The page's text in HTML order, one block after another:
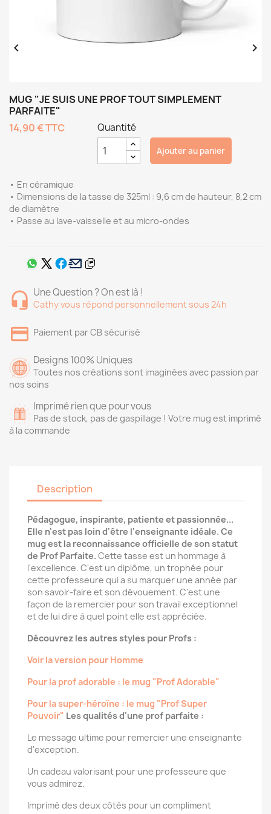
 
MUG "JE SUIS UNE PROF TOUT SIMPLEMENT
PARFAITE"
14,90 €TTC
• En céramique
• Dimensions de la tasse de 325ml : 9,6 cm de hauteur, 8,2 cm
de diamètre
• Passe au lave-vaisselle et au micro-ondes
Quantité
Ajouter au panier
Une Question ? On est là !
Cathy vous répond personnellement sous 24h
Paiement par CB sécurisé
Designs 100% Uniques
Toutes nos créations sont imaginées avec passion par
nos soins
Imprimé rien que pour vous
Pas de stock, pas de gaspillage ! Votre mug est imprimé
à la commande
Description
Pédagogue, inspirante, patiente et passionnée...
Elle n'est pas loin d'être l'enseignante idéale. Ce
mug est la reconnaissance officielle de son statut
de Prof Parfaite. Cette tasse est un hommage à
l'excellence. C'est un diplôme, un trophée pour
cette professeure qui a su marquer une année par
son savoir-faire et son dévouement. C'est une
façon de la remercier pour son travail exceptionnel
et de lui dire à quel point elle est appréciée.
Découvrez les autres styles pour Profs :
Voir la version pour Homme
Pour la prof adorable : le mug "Prof Adorable"
Pour la super-héroïne : le mug "Prof Super
Pouvoir" Les qualités d'une prof parfaite :
Le message ultime pour remercier une enseignante
d'exception.
Un cadeau valorisant pour une professeure que
vous admirez.
Imprimé des deux côtés pour un compliment